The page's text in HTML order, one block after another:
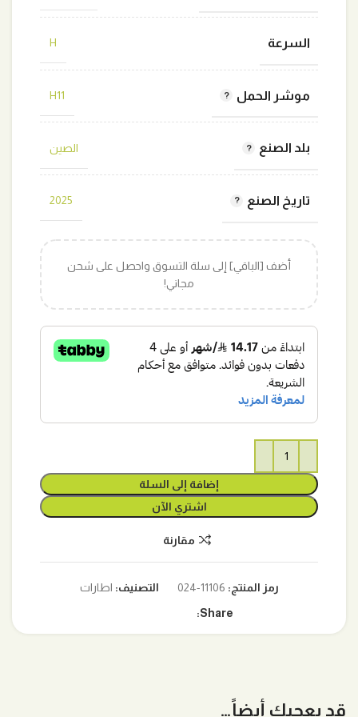
السرعة H
موشر الحمل H11
بلد الصنع الصين
تاريخ الصنع 2025
أضف [الباقي] إلى سلة التسوق واحصل على شحن
مجاني!
إضافة إلى السلة
اشتري الآن
مقارنة
رمز المنتج: 11106-024 التصنيف: اطارات
Share:
قد يعجبك أيضاً…